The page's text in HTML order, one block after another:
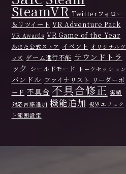
SteamVR Twitterフォロー
＆リツイート VR Adventure Pack
VR Awards VR Game of the Year
あまた公式ストア イベント オリジナルグ
ッズ ゲーム進行不能 サウンドトラ
ック シールドモード トークセッション
バンドル ファイナリスト リーダーボ
ード 不具合 不具合修正 実績
対応言語追加 機能追加 視界エフェク
ト範囲設定